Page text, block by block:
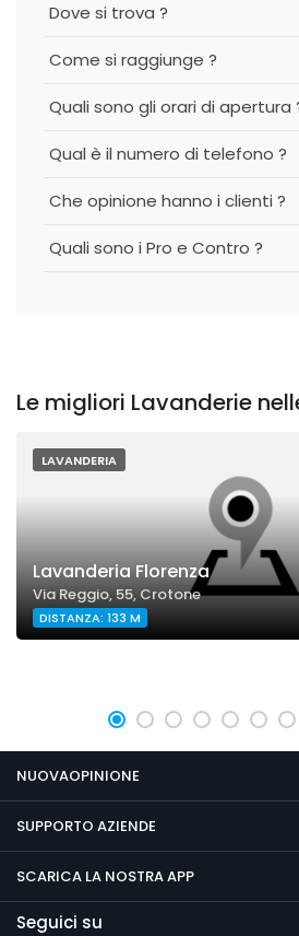
Dove si trova ?
Come si raggiunge ?
Quali sono gli orari di apertura
Qual è il numero di telefono ?
Che opinione hanno i clienti ?
Quali sono i Pro e Contro ?
Le migliori Lavanderie
LAVANDERIA
Lavanderia Florenza
Via Reggio, 55, Crotone
DISTANZA: 133 M
NUOVAOPINIONE
SUPPORTO AZIENDE
SCARICA LA NOSTRA APP
Seguici su